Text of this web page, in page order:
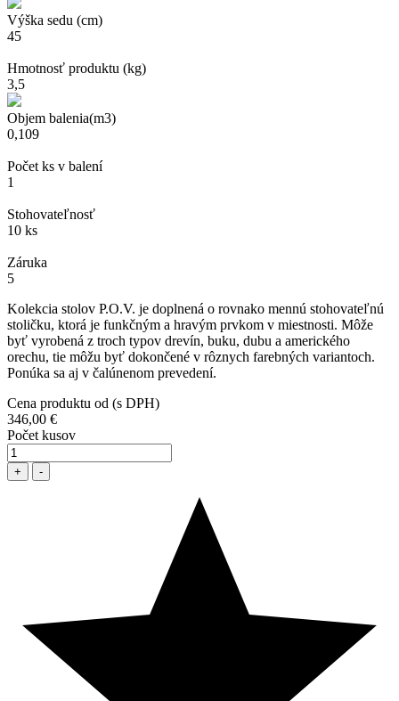
Výška sedu (cm)
45
Hmotnosť produktu (kg)
3,5
Objem balenia(m3)
0,109
Počet ks v balení
1
Stohovateľnosť
10 ks
Záruka
5
Kolekcia stolov P.O.V. je doplnená o rovnako mennú stohovateľnú
stoličku, ktorá je funkčným a hravým prvkom v miestnosti. Môže
byť vyrobená z troch typov drevín, buku, dubu a amerického
orechu, tie môžu byť dokončené v rôznych farebných variantoch.
Ponúka sa aj v čalúnenom prevedení.
Cena produktu od (s DPH)
346,00 €
Počet kusov
+ -